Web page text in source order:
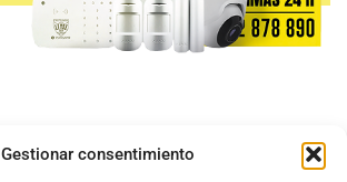
Gestionar consentimiento